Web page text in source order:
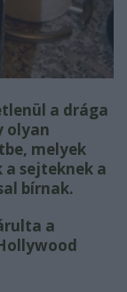
a drága
olyan
melyek
a sejteknek a
bírnak.
a